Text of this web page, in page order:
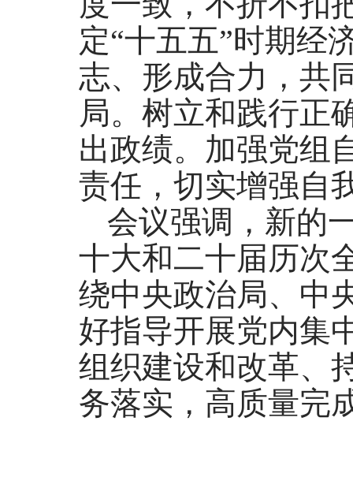
定“十五五”时期经
志、形成合力，共
局。树立和践行正
出政绩。加强党组
责任，切实增强自
会议强调，新的
十大和二十届历次
绕中央政治局、中
好指导开展党内集
组织建设和改革、
务落实，高质量完